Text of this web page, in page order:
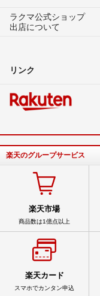
ラクマ公式ショップ
出店について
リンク
楽天のグループサービス
楽天市場
商品数は1億点以上
楽天カード
スマホでカンタン申込